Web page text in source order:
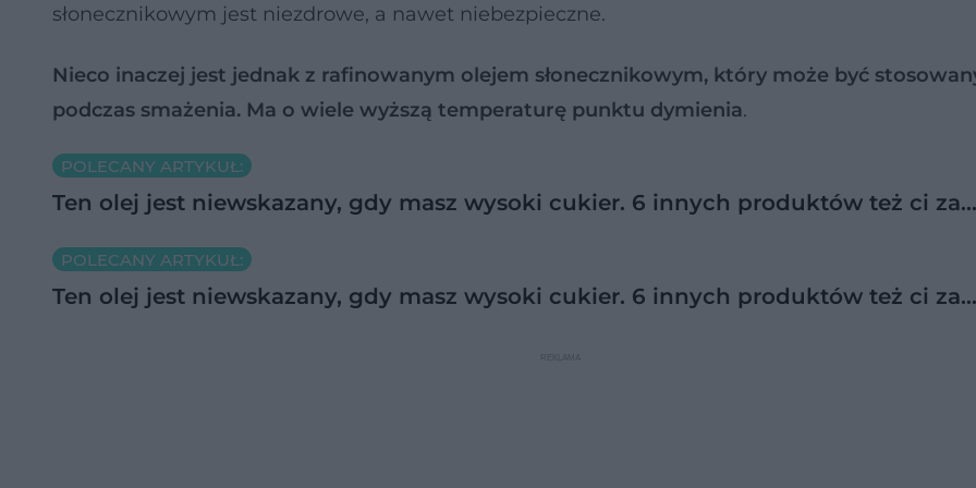
słonecznikowym jest niezdrowe, a nawet niebezpieczne.
Nieco inaczej jest jednak z rafinowanym olejem słonecznikowym, który może być
podczas smażenia. Ma o wiele wyższą temperaturę punktu dymienia.
POLECANY ARTYKUŁ:
Ten olej jest niewskazany, gdy masz wysoki cukier. 6 innych produktów też ci za…
POLECANY ARTYKUŁ:
Ten olej jest niewskazany, gdy masz wysoki cukier. 6 innych produktów też ci za…